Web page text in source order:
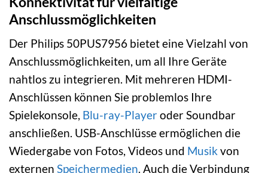
Anschlussmöglichkeiten
Der Philips 50PUS7956 bietet eine Vielzahl von
Anschlussmöglichkeiten, um all Ihre Geräte
nahtlos zu integrieren. Mit mehreren HDMI-
Anschlüssen können Sie problemlos Ihre
Spielekonsole, Blu-ray-Playeroder Soundbar
anschließen. USB-Anschlüsse ermöglichen die
Wiedergabe von Fotos, Videos und Musik von
externen Speichermedien. Auch die Verbindung